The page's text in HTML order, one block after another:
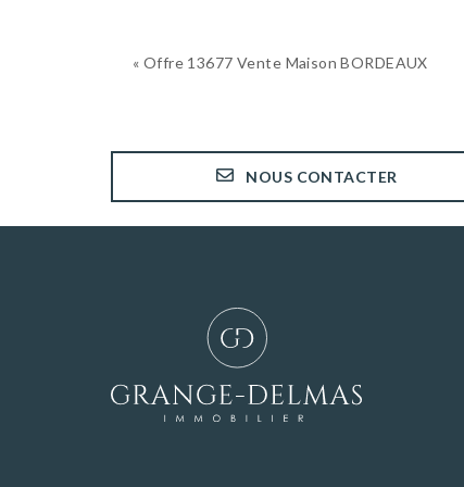
« Offre 13677 Vente Maison BORDEAUX
NOUS CONTACTER